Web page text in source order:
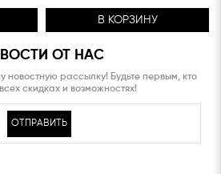
В КОРЗИНУ
ОТ НАС
новостную рассылку! Будьте первым, кто
скидках и возможностях!
ОТПРАВИТЬ